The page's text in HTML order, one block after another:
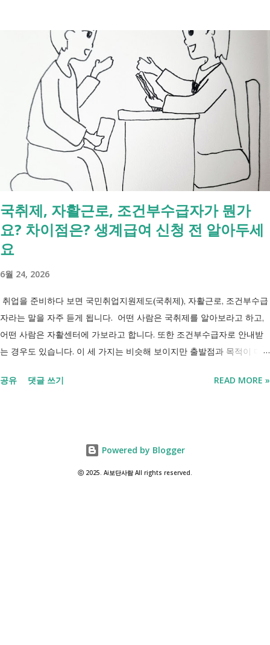
건복지부 고시 개정에 따라 추가되거나 변경될 수 있습니다. 이번 글은
2026년 기준 최신 산정특례 특정기호(V코드)를 반영해 정리 했습니다. 다
음과 같은 내용을 한 번에 확인할 수 있습니다. - 암·희귀질환 산정특례 V
코드 - 뇌혈관질환·심장질환 산정특례 - 중증화상·중증외상 적용 코드 -
장기이식 및 혈액투석 등 특례 대상 - 치매·극희귀질환·상세불명 희귀질
환 신규 적용 코드 - 임신·난임·아동 진료 등 F코드 대상 병원에서 진료를
받은 뒤 진료비 계산서나 건강보험 산정내역에 표시된 V코드를 확인하면
현재 어떤 산정특례가 적용되고 있는지 쉽게 확인할 수 있습니다. 아래
표에서 본인의 질환명이나 특정기호를 찾아보시기 바랍니다. 암·희귀질
환 산정특례 특정기호 및 상병코드 Ⅰ. 「본인일부부담금 산정특례에 관
한 기준」 제1조 관련 특정기호 코드 구분 대상 특정기호 1 미등록암환자
가 해당상병(C00～C97, D00～D09, D32～D33, D37～D48)으로 진료를
받은 당일 V027 Ⅱ. 「본인일부부담금 산정특례에 관한 기준」 제2조 관
국취제, 자활근로, 조건부수급자가 뭔가
요? 차이점은? 생계급여 신청 전 알아두세
요
6월 24, 2026
취업을 준비하다 보면 국민취업지원제도(국취제), 자활근로, 조건부수급
자라는 말을 자주 듣게 됩니다. 어떤 사람은 국취제를 알아보라고 하고,
어떤 사람은 자활센터에 가보라고 합니다. 또한 조건부수급자로 안내받
는 경우도 있습니다. 이 세 가지는 비슷해 보이지만 출발점과 목적이 다
것조차 포기하고 싶어집니다. 그래서 포기하지 않길 바라는 마음에 쉽게
눈에 비교해 보세요 구분 국민취업지원제도 자활근로 조건부수급자 운영
고용노동부 보건복지부·지자체 보건복지부·지자체 대상 취업을 원하는
공유 댓글 쓰기 READ MORE »
Powered by Blogger
ⓒ 2025. Ai보단사람 All rights reserved.